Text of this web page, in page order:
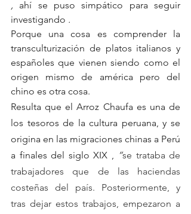
, ahí se puso simpático para seguir
investigando .
Porque una cosa es comprender la
transculturización de platos italianos y
españoles que vienen siendo como el
origen mismo de américa pero del
chino es otra cosa.
Resulta que el Arroz Chaufa es una de
los tesoros de la cultura peruana, y se
origina en las migraciones chinas a Perú
a finales del siglo XIX , “se trataba de
trabajadores que de las haciendas
costeñas del país. Posteriormente, y
tras dejar estos trabajos, empezaron a